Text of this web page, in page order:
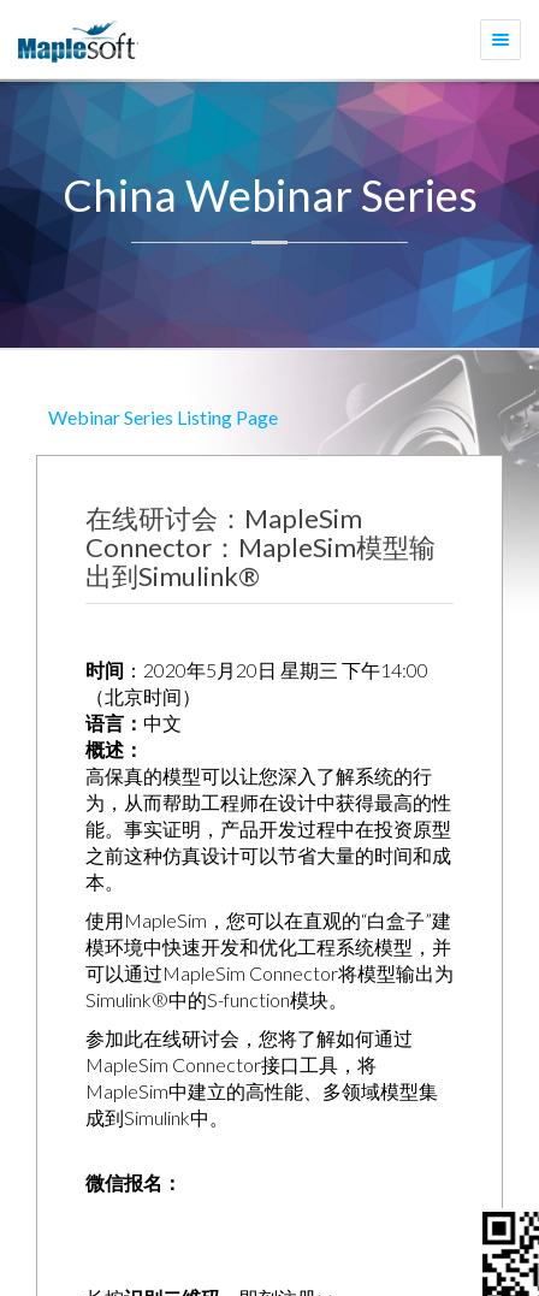
切
China Webinar Series
Webinar Series Listing Page
在线研讨会：MapleSim
Connector：MapleSim模型输
出到Simulink®
时间 ：2020年5月20日 星期三 下午14:00
（北京时间）
语言： 中文
概述：
高保真的模型可以让您深入了解系统的行
为，从而帮助工程师在设计中获得最高的性
能。事实证明，产品开发过程中在投资原型
之前这种仿真设计可以节省大量的时间和成
本。
使用MapleSim，您可以在直观的“白盒子”建
模环境中快速开发和优化工程系统模型，并
可以通过MapleSim Connector将模型输出为
Simulink®中的S-function模块。
参加此在线研讨会，您将了解如何通过
MapleSim Connector接口工具，将
MapleSim中建立的高性能、多领域模型集
成到Simulink中。
微信报名：